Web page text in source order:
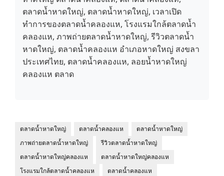
ตลาดน้ำหาดใหญ่, ตลาดน้ำหาดใหญ่, เวลาเปิด
ทำการของตลาดน้ำคลองแห, โรงแรมใกล้ตลาดน้ำ
คลองแห, ภาพถ่ายตลาดน้ำหาดใหญ่, รีวิวตลาดน้ำ
หาดใหญ่, ตลาดน้ำคลองแห อำเภอหาดใหญ่ สงขลา
ประเทศไทย, ตลาดน้ำคลองแห, ลอยน้ำหาดใหญ่
คลองแห ตลาด
ตลาดน้ำหาดใหญ่ ตลาดน้ำคลองแห
ตลาดน้ำหาดใหญ่
ภาพถ่ายตลาดน้ำหาดใหญ่
รีวิวตลาดน้ำหาดใหญ่
ตลาดน้ำหาดใหญ่คลองแห
ตลาดน้ำหาดใหญ่คลองแห
โรงแรมใกล้ตลาดน้ำคลองแห
ตลาดน้ำคลองแห